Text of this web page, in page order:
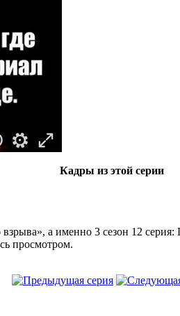
Кадры из этой серии
а именно 3 сезон 12
просмотром.